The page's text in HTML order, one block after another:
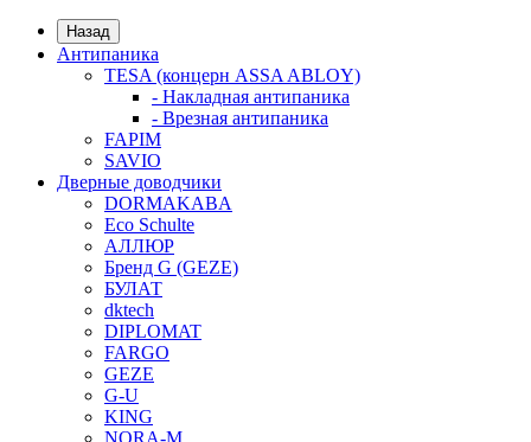
Назад
Антипаника
TESA (концерн ASSA ABLOY)
- Накладная антипаника
- Врезная антипаника
FAPIM
SAVIO
Дверные доводчики
DORMAKABA
Eco Schulte
АЛЛЮР
Бренд G (GEZE)
БУЛАТ
dktech
DIPLOMAT
FARGO
GEZE
G-U
KING
NORA-M